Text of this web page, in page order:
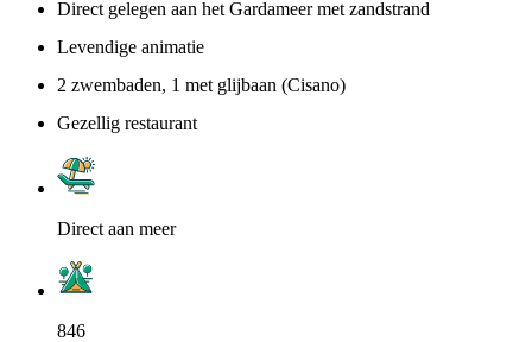
Direct gelegen aan het Gardameer met zandstrand
Levendige animatie
2 zwembaden, 1 met glijbaan (Cisano)
Gezellig restaurant
Direct aan meer
846